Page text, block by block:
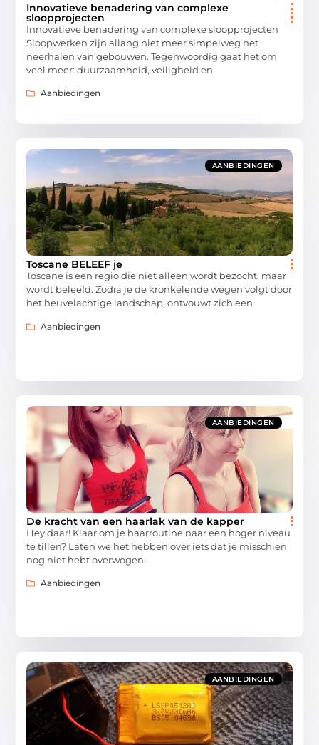
Innovatieve benadering van complexe
sloopprojecten
Innovatieve benadering van complexe sloopprojecten
Sloopwerken zijn allang niet meer simpelweg het
neerhalen van gebouwen. Tegenwoordig gaat het om
veel meer: duurzaamheid, veiligheid en
Aanbiedingen
AANBIEDINGEN
Toscane BELEEF je
Toscane is een regio die niet alleen wordt bezocht, maar
wordt beleefd. Zodra je de kronkelende wegen volgt door
het heuvelachtige landschap, ontvouwt zich een
Aanbiedingen
AANBIEDINGEN
De kracht van een haarlak van de kapper
Hey daar! Klaar om je haarroutine naar een hoger niveau
te tillen? Laten we het hebben over iets dat je misschien
nog niet hebt overwogen:
Aanbiedingen
AANBIEDINGEN